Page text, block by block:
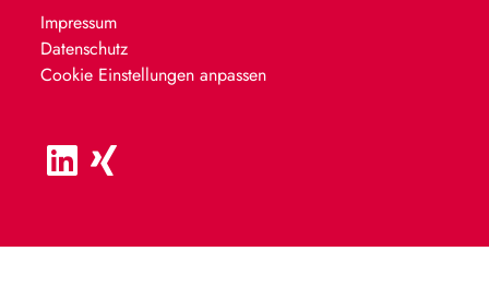
Impressum
Datenschutz
Cookie Einstellungen anpassen